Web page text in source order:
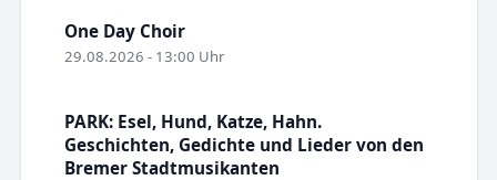
One Day Choir
29.08.2026 - 13:00 Uhr
PARK: Esel, Hund, Katze, Hahn.
Geschichten, Gedichte und Lieder von den
Bremer Stadtmusikanten